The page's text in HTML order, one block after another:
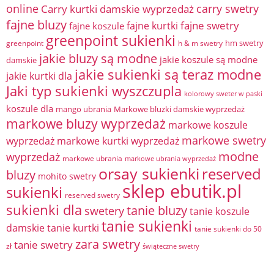
online Carry kurtki damskie wyprzedaż carry swetry
fajne bluzy fajne koszule fajne kurtki fajne swetry
greenpoint greenpoint sukienki h & m swetry hm swetry
damskie jakie bluzy są modne jakie koszule są modne
jakie kurtki dla jakie sukienki są teraz modne
Jaki typ sukienki wyszczupla kolorowy sweter w paski
koszule dla mango ubrania Markowe bluzki damskie wyprzedaż
markowe bluzy wyprzedaż markowe koszule
wyprzedaż markowe kurtki wyprzedaż markowe swetry
wyprzedaż markowe ubrania markowe ubrania wyprzedaż modne
bluzy mohito swetry orsay sukienki reserved
sukienki reserved swetry sklep ebutik.pl
sukienki dla sweterytanie bluzytanie koszule
damskietanie kurtki tanie sukienki tanie sukienki do 50
zł tanie swetryzara swetry świąteczne swetry